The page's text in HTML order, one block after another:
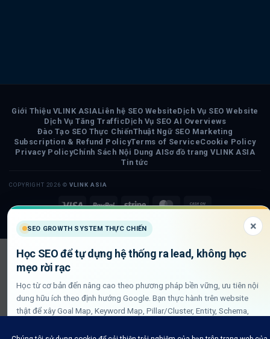
Visa PayPalStripe MasterCard
Cash
Giới Thiệu VLINK ASIALiên hệ SEO WebsiteDịch Vụ SEO Website
Dịch Vụ Tăng TrafficDịch Vụ SEO AI Overviews
Đào Tạo SEO Thực ChiếnThuật Ngữ SEO Marketing
Subscription & Refund PolicyTerms of ServiceCookie Policy
Privacy PolicyChính Sách Nội Dung AISơ đồ trang VLINK ASIA
Tin tức
COPYRIGHT 2026 © VLINK ASIA
SEO GROWTH SYSTEM THỰC CHIẾN ×
Học SEO để tự dựng hệ thống ra lead, không học
mẹo rời rạc
Học từ cơ bản đến nâng cao theo phương pháp bền vững, ưu tiên nội
dung hữu ích theo định hướng Google. Bạn thực hành trên website
thật để xây Goal Map, Keyword Map, Pillar/Cluster, Entity, Schema,